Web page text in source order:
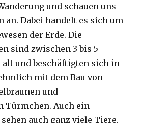
und schauen uns
an. Dabei handelt es sich um
der Erde. Die
sind zwischen 3 bis 5
und beschäftigten sich in
mit dem Bau von
und
Auch ein
auch ganz viele Tiere,